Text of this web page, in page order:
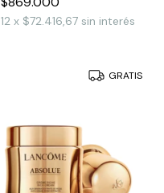
12 x $72.416,67 sin interés
GRATIS